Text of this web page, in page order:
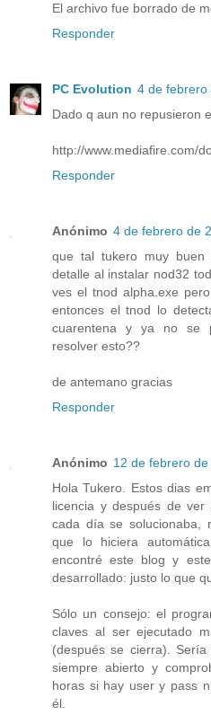
El archivo fue borrado de
Responder
PC Evolution 4 de febrero
Dado q aun no repusieron
http://www.mediafire.com/
Responder
Anónimo 4 de febrero de
que tal tukero muy
detalle al instalar nod32
ves el tnod alpha.exe
entonces el tnod lo
cuarentena y ya no se
resolver esto??
de antemano gracias
Responder
Anónimo 12 de febrero
Hola Tukero. Estos dias
licencia y después de
cada día se solucionaba,
que lo hiciera
encontré este blog y
desarrollado: justo lo que
Sólo un consejo: el
claves al ser ejecutado
(después se cierra).
siempre abierto y
horas si hay user y pass
él.